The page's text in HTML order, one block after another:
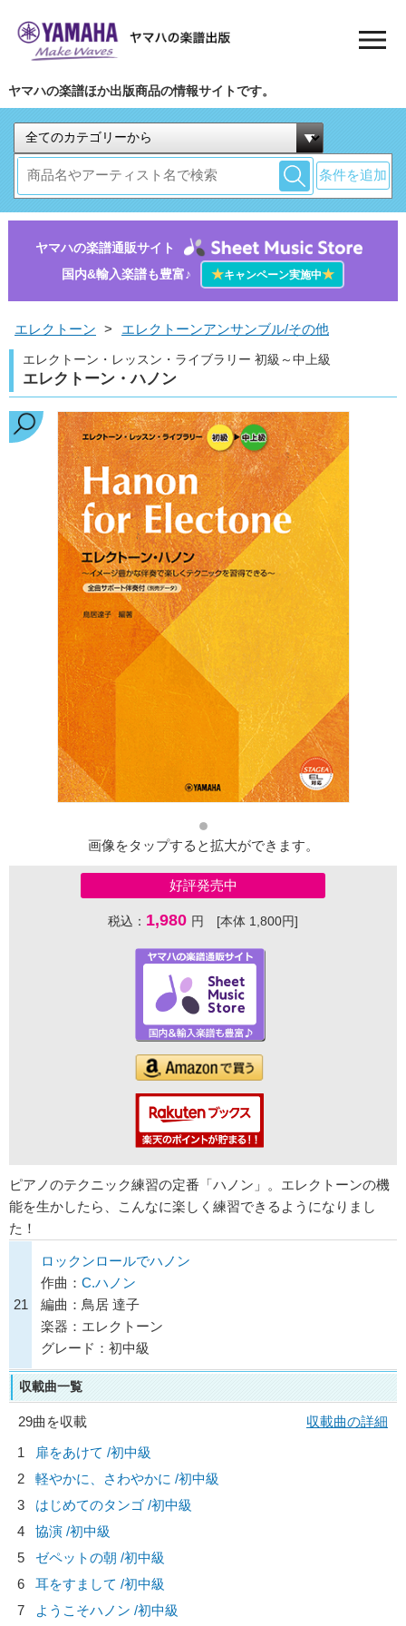
ヤマハの楽譜ほか出版商品の情報サイトです。
条件を追加
ヤマハの楽譜通販サイト
国内&輸入楽譜も豊富♪
★キャンペーン実施中★
エレクトーン > エレクトーンアンサンブル/その他
エレクトーン・レッスン・ライブラリー 初級～中上級
エレクトーン・ハノン
画像をタップすると拡大ができます。
好評発売中
税込： 1,980 円 [本体 1,800円]
ピアノのテクニック練習の定番「ハノン」。エレクトーンの機
能を生かしたら、こんなに楽しく練習できるようになりまし
た！
21
ロックンロールでハノン
作曲： C.ハノン
編曲：鳥居 達子
楽器：エレクトーン
グレード：初中級
収載曲一覧
29曲を収載
収載曲の詳細
1
扉をあけて /初中級
2
軽やかに、さわやかに /初中級
3
はじめてのタンゴ /初中級
4
協演 /初中級
5
ゼペットの朝 /初中級
6
耳をすまして /初中級
7
ようこそハノン /初中級